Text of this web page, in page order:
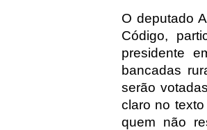
O deputado
Código,
presidente
bancadas
serão
claro no
quem não